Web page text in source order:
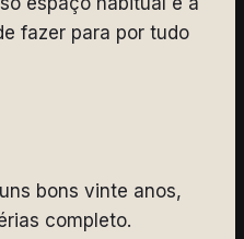
fazer para por tudo
bons vinte anos,
completo.